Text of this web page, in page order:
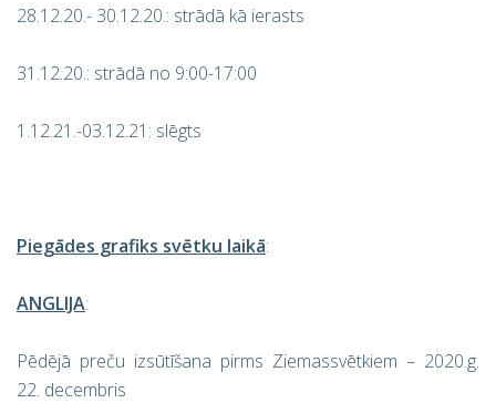
28.12.20.- 30.12.20.: strādā kā ierasts
31.12.20.: strādā no 9:00-17:00
1.12.21.-03.12.21: slēgts
Piegādes grafiks svētku laikā:
ANGLIJA:
Pēdējā preču izsūtīšana pirms Ziemassvētkiem – 2020.g.
22. decembris